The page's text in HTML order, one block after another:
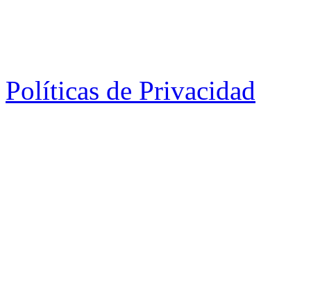
Políticas de Privacidad